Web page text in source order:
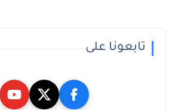
تابعونا على